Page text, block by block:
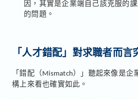
因，其實是企業端自己該克服的
的問題。
「人才錯配」對求職者而言
「錯配（Mismatch）」聽起來像是企
構上來看也確實如此。